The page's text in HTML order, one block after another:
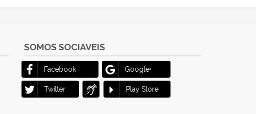
SOMOS SOCIAVEIS
Facebook Google+
Twitter Play Store